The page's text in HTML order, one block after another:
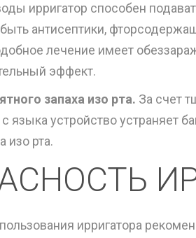
ирригатор способен
антисептики,
лечение имеет
эффект.
запаха изо рта. За счет
языка устройство устраняет
изо рта.
ирригатора